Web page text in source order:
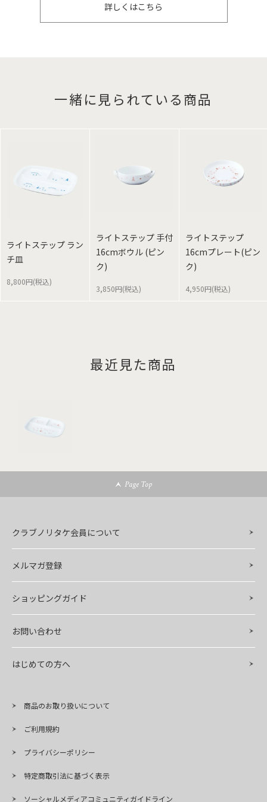
詳しくはこちら
一緒に見られている商品
ライトステップ ラン
チ皿
8,800円(税込)
ライトステップ 手付
16cmボウル (ピン
ク)
3,850円(税込)
ライトステップ
16cmプレート(ピン
ク)
4,950円(税込)
最近見た商品
Page Top
クラブノリタケ会員について
メルマガ登録
ショッピングガイド
お問い合わせ
はじめての方へ
商品のお取り扱いについて
ご利用規約
プライバシーポリシー
特定商取引法に基づく表示
ソーシャルメディアコミュニティガイドライン